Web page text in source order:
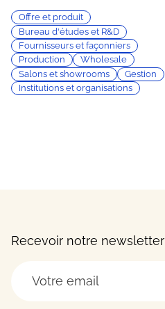
Offre et produit
Bureau d'études et R&D
Fournisseurs et façonniers
Production
Wholesale
Salons et showrooms
Gestion
Institutions et organisations
Recevoir notre newsletter